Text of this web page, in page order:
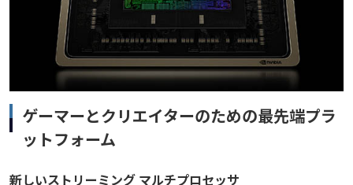
ゲーマーとクリエイターのための最先端プラ
ットフォーム
新しいストリーミング マルチプロセッサ